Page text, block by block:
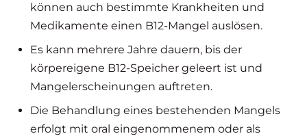
können auch bestimmte Krankheiten und
Medikamente einen B12-Mangel auslösen.
Es kann mehrere Jahre dauern, bis der
körpereigene B12-Speicher geleert ist und
Mangelerscheinungen auftreten.
Die Behandlung eines bestehenden Mangels
erfolgt mit oral eingenommenem oder als